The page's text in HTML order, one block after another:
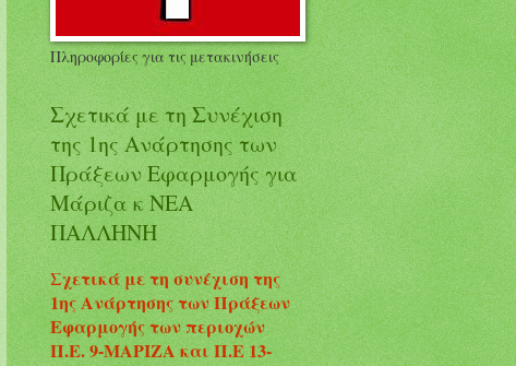
Πληροφορίες για τις μετακινήσεις
Σχετικά με τη Συνέχιση
της 1ης Ανάρτησης των
Πράξεων Εφαρμογής για
Μάριζα κ ΝΕΑ
ΠΑΛΛΗΝΗ
Σχετικά με τη συνέχιση της
1ης Ανάρτησης των Πράξεων
Εφαρμογής των περιοχών
Π.Ε. 9-ΜΑΡΙΖΑ και Π.Ε 13-